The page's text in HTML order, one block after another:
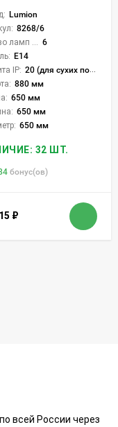
Lumion
8268/6
6
E14
IP: 20 (для сухих пом.)
880 мм
650 мм
650 мм
650 мм
32 ШТ.
бонус(ов)
₽
всей России через